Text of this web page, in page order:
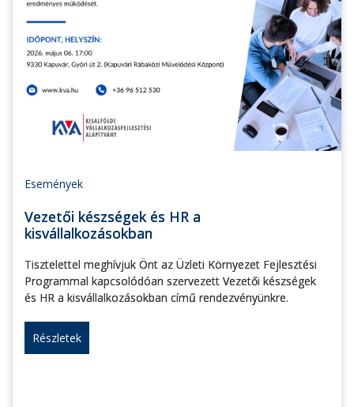
Események
Vezetői készségek és HR a
kisvállalkozásokban
Tisztelettel meghívjuk Önt az Üzleti Környezet Fejlesztési
Programmal kapcsolódóan szervezett Vezetői készségek
és HR a kisvállalkozásokban című rendezvényünkre.
Részletek